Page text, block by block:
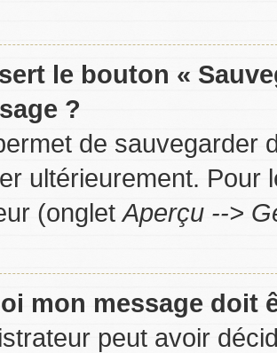
le bouton «
?
de sauvegarder
ultérieurement. Pour
(ongletAperçu -->
mon message doit
peut avoir